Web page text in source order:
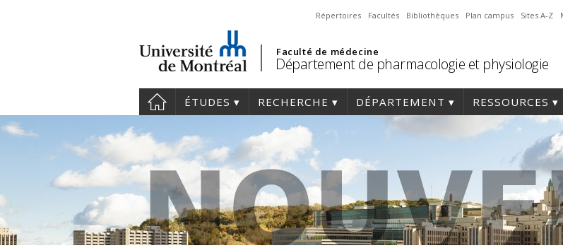
Répertoires Facultés Bibliothèques Plan campus Sites A-Z
Faculté de médecine
Département de pharmacologie et physiologie
ÉTUDES RECHERCHE DÉPARTEMENT RESSOURCES